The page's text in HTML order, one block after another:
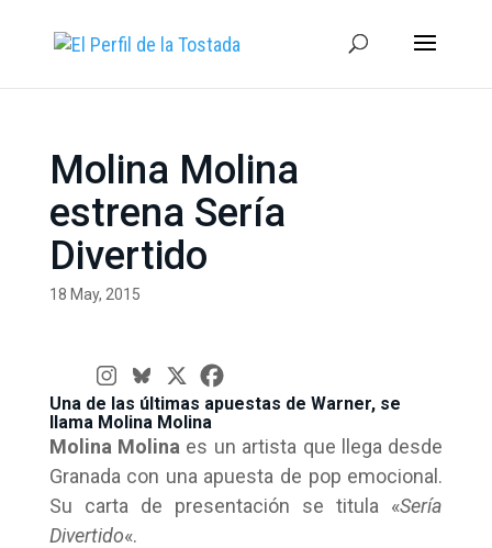
Molina Molina
estrena Sería
Divertido
18 May, 2015
Una de las últimas apuestas de Warner, se
llama Molina Molina
Molina Molina es un artista que llega desde
Granada con una apuesta de pop emocional.
Su carta de presentación se titula «Sería
Divertido«.